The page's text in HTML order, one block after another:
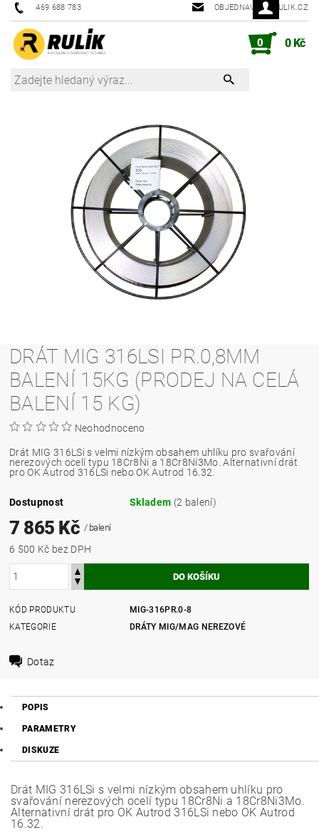
469 688 783 OBJEDNAVKY@RULIK.CZ
0 0 Kč
DRÁT MIG 316LSI PR.0,8MM
BALENÍ 15KG (PRODEJ NA CELÁ
BALENÍ 15 KG)
Neohodnoceno
Drát MIG 316LSi s velmi nízkým obsahem uhlíku pro svařování
nerezových ocelí typu 18Cr8Ni a 18Cr8Ni3Mo. Alternativní drát
pro OK Autrod 316LSi nebo OK Autrod 16.32.
Dostupnost Skladem (2 balení)
7 865 Kč / balení
6 500 Kč bez DPH
KÓD PRODUKTU
MIG-316PR.0-8
KATEGORIE
DRÁTY MIG/MAG NEREZOVÉ
Dotaz
POPIS
PARAMETRY
DISKUZE
Drát MIG 316LSi s velmi nízkým obsahem uhlíku pro
svařování nerezových ocelí typu 18Cr8Ni a 18Cr8Ni3Mo.
Alternativní drát pro OK Autrod 316LSi nebo OK Autrod
16.32.